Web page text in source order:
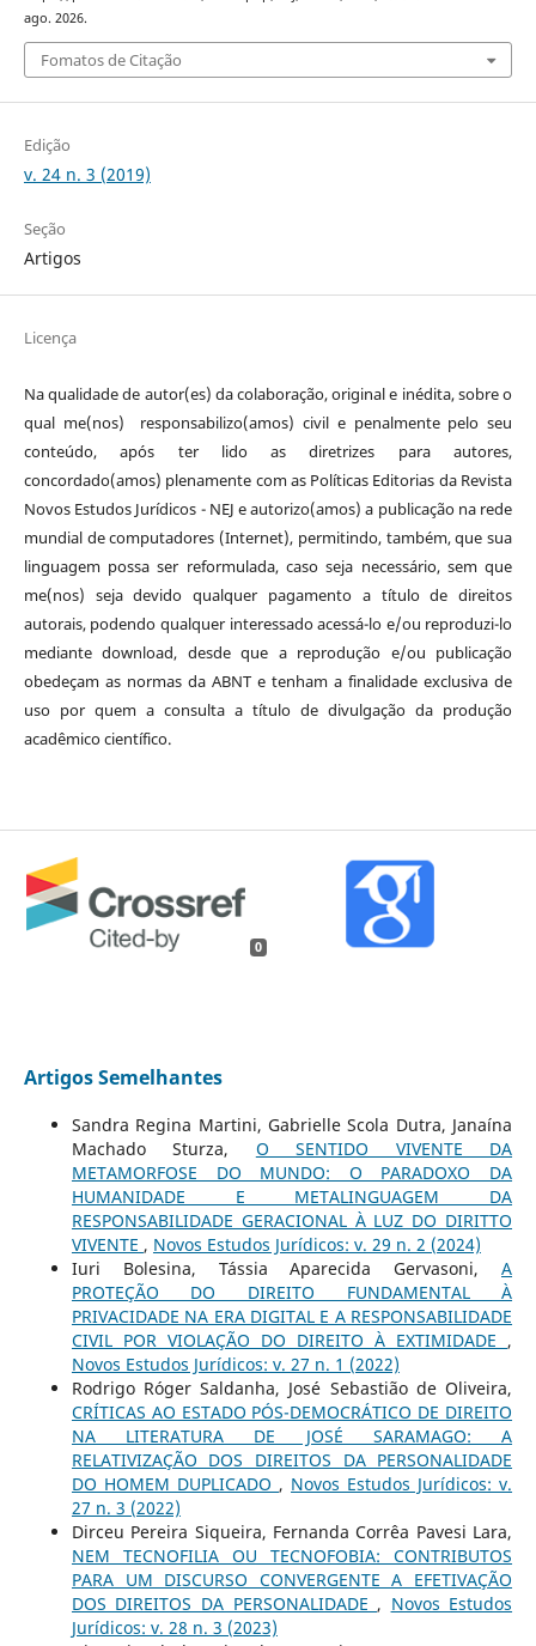
ago. 2026.
Fomatos de Citação
Edição
v. 24 n. 3 (2019)
Seção
Artigos
Licença
Na qualidade de autor(es) da colaboração, original e inédita, sobre o
qual me(nos) responsabilizo(amos) civil e penalmente pelo seu
conteúdo, após ter lido as diretrizes para autores,
concordado(amos) plenamente com as Políticas Editorias da Revista
Novos Estudos Jurídicos - NEJ e autorizo(amos) a publicação na rede
mundial de computadores (Internet), permitindo, também, que sua
linguagem possa ser reformulada, caso seja necessário, sem que
me(nos) seja devido qualquer pagamento a título de direitos
autorais, podendo qualquer interessado acessá-lo e/ou reproduzi-lo
mediante download, desde que a reprodução e/ou publicação
obedeçam as normas da ABNT e tenham a finalidade exclusiva de
uso por quem a consulta a título de divulgação da produção
acadêmico científico.
0
Artigos Semelhantes
Sandra Regina Martini, Gabrielle Scola Dutra, Janaína
Machado Sturza, O SENTIDO VIVENTE DA
METAMORFOSE DO MUNDO: O PARADOXO DA
HUMANIDADE E METALINGUAGEM DA
RESPONSABILIDADE GERACIONAL À LUZ DO DIRITTO
VIVENTE , Novos Estudos Jurí­dicos: v. 29 n. 2 (2024)
Iuri Bolesina, Tássia Aparecida Gervasoni,A
PROTEÇÃO DO DIREITO FUNDAMENTAL À
PRIVACIDADE NA ERA DIGITAL E A RESPONSABILIDADE
CIVIL POR VIOLAÇÃO DO DIREITO À EXTIMIDADE ,
Novos Estudos Jurí­dicos: v. 27 n. 1 (2022)
Rodrigo Róger Saldanha, José Sebastião de Oliveira,
CRÍTICAS AO ESTADO PÓS-DEMOCRÁTICO DE DIREITO
NA LITERATURA DE JOSÉ SARAMAGO: A
RELATIVIZAÇÃO DOS DIREITOS DA PERSONALIDADE
DO HOMEM DUPLICADO , Novos Estudos Jurí­dicos: v.
27 n. 3 (2022)
Dirceu Pereira Siqueira, Fernanda Corrêa Pavesi Lara,
NEM TECNOFILIA OU TECNOFOBIA: CONTRIBUTOS
PARA UM DISCURSO CONVERGENTE A EFETIVAÇÃO
DOS DIREITOS DA PERSONALIDADE , Novos Estudos
Jurí­dicos: v. 28 n. 3 (2023)